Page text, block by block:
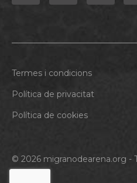
© 2026 migranodearena.org -
Termes i condicions
Política de privacitat
Política de cookies